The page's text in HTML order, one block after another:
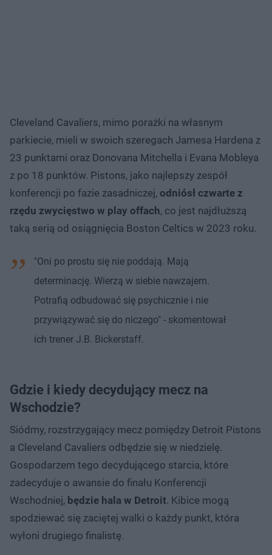
Cleveland Cavaliers, mimo porażki na własnym
parkiecie, mieli w swoich szeregach Jamesa Hardena z
23 punktami oraz Donovana Mitchella i Evana Mobleya
z po 18 punktów. Pistons, jako najlepszy zespół
konferencji po fazie zasadniczej, odniósł czwarte z
rzędu zwycięstwo w play offach, co jest najdłuższą
taką serią od osiągnięcia Boston Celtics w 2023 roku.
"Oni po prostu się nie poddają. Mają
determinację. Wierzą w siebie nawzajem.
Potrafią odbudować się psychicznie i nie
przywiązywać się do niczego" - skomentował
ich trener J.B. Bickerstaff.
Gdzie i kiedy decydujący mecz na
Wschodzie?
Siódmy, rozstrzygający mecz pomiędzy Detroit Pistons
a Cleveland Cavaliers odbędzie się w niedzielę.
Gospodarzem tego decydującego starcia, które
zadecyduje o awansie do finału Konferencji
Wschodniej, będzie hala w Detroit. Kibice mogą
spodziewać się zaciętej walki o każdy punkt, która
wyłoni drugiego finalistę.